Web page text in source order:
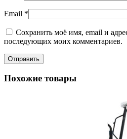
Email *
Сохранить моё имя, email и
последующих моих комментариев.
Похожие товары